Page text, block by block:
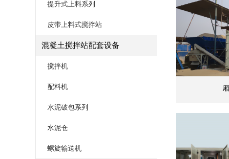
提升式上料系列
皮带上料式搅拌站
混凝土搅拌站配套设备
搅拌机
配料机
水泥破包系列
水泥仓
螺旋输送机